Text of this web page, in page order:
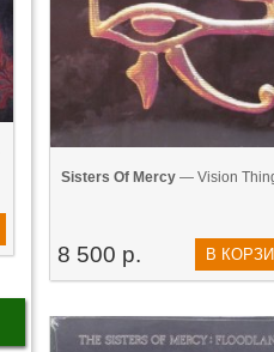
Sisters Of Mercy — Vision
8 500 р. В